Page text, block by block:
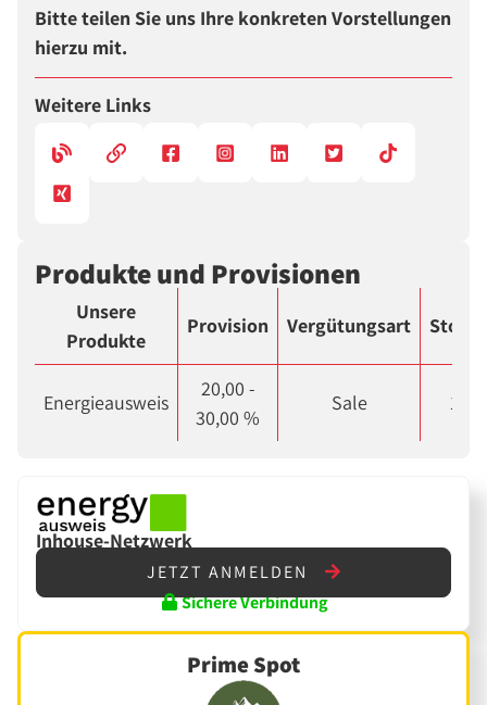
Bitte teilen Sie uns Ihre konkreten Vorstellungen
hierzu mit.
Weitere Links
Produkte und Provisionen
Unsere
Produkte
Provision Vergütungsart
Energieausweis
20,00 -
30,00 %
Sale
Inhouse-Netzwerk
JETZT ANMELDEN
Sichere Verbindung
Prime Spot